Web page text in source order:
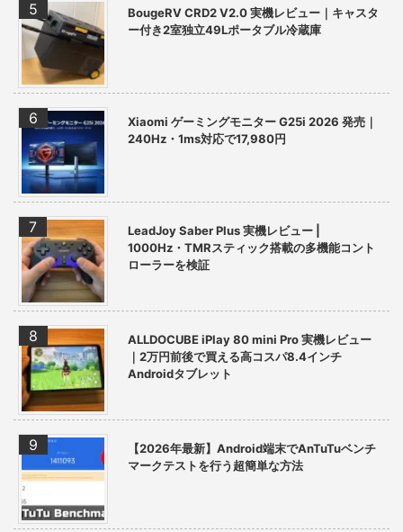
BougeRV CRD2 V2.0 実機レビュー｜キャスタ
ー付き2室独立49Lポータブル冷蔵庫
Xiaomi ゲーミングモニター G25i 2026 発売｜
240Hz・1ms対応で17,980円
LeadJoy Saber Plus 実機レビュー |
1000Hz・TMRスティック搭載の多機能コント
ローラーを検証
ALLDOCUBE iPlay 80 mini Pro 実機レビュー
｜2万円前後で買える高コスパ8.4インチ
Androidタブレット
【2026年最新】Android端末でAnTuTuベンチ
マークテストを行う超簡単な方法